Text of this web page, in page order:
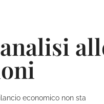
economico non sta